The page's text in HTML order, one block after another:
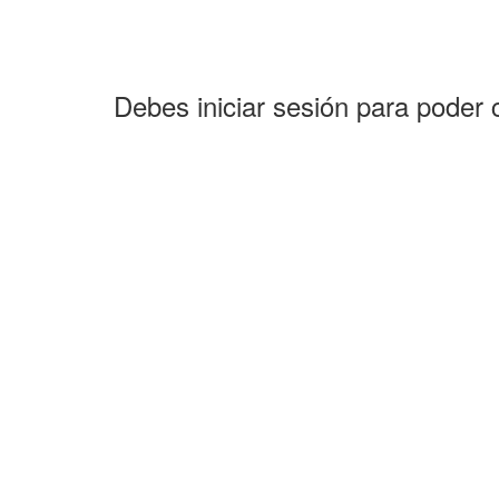
Debes iniciar sesión para poder